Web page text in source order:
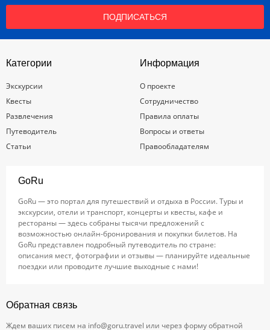
ПОДПИСАТЬСЯ
Категории
Экскурсии
Квесты
Развлечения
Путеводитель
Статьи
Информация
О проекте
Сотрудничество
Правила оплаты
Вопросы и ответы
Правообладателям
GoRu
GoRu — это портал для путешествий и отдыха в России. Туры и
экскурсии, отели и транспорт, концерты и квесты, кафе и
рестораны — здесь собраны тысячи предложений с
возможностью онлайн-бронирования и покупки билетов. На
GoRu представлен подробный путеводитель по стране:
описания мест, фотографии и отзывы — планируйте идеальные
поездки или проводите лучшие выходные с нами!
Обратная связь
Ждем ваших писем на info@goru.travel или через форму обратной